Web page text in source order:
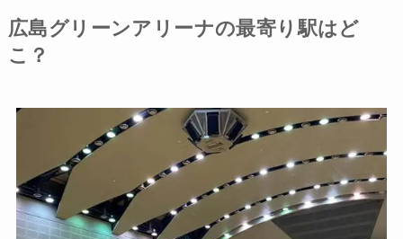
広島グリーンアリーナの最寄り駅はど
こ？